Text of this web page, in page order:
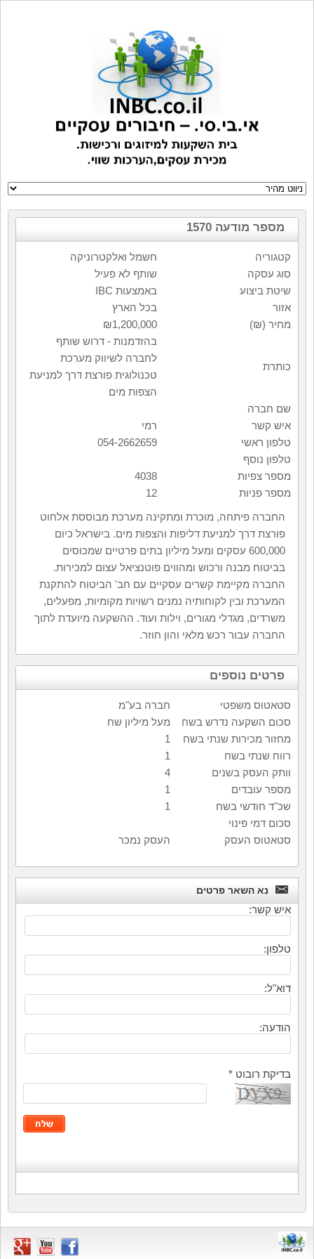
מספר מודעה 1570
קטגוריה
חשמל ואלקטרוניקה
סוג עסקה
שותף לא פעיל
שיטת ביצוע
באמצעות IBC
אזור
בכל הארץ
מחיר (₪)
₪1,200,000
כותרת
בהזדמנות - דרוש שותף
לחברה לשיווק מערכת
טכנולוגית פורצת דרך למניעת
הצפות מים
שם חברה
איש קשר
רמי
טלפון ראשי
054-2662659
טלפון נוסף
מספר צפיות
4038
מספר פניות
12
החברה פיתחה, מוכרת ומתקינה מערכת מבוססת אלחוט
פורצת דרך למניעת דליפות והצפות מים. בישראל כיום
600,000 עסקים ומעל מיליון בתים פרטיים שמכוסים
בביטוח מבנה ורכוש ומהווים פוטנציאל עצום למכירות.
החברה מקיימת קשרים עסקיים עם חב' הביטוח להתקנת
המערכת ובין לקוחותיה נמנים רשויות מקומיות, מפעלים,
משרדים, מגדלי מגורים, וילות ועוד. ההשקעה מיועדת לתוך
החברה עבור רכש מלאי והון חוזר.
פרטים נוספים
סטאטוס משפטי
חברה בע"מ
סכום השקעה נדרש בשח
מעל מיליון שח
מחזור מכירות שנתי בשח
1
רווח שנתי בשח
1
וותק העסק בשנים
4
מספר עובדים
1
שכ"ד חודשי בשח
1
סכום דמי פינוי
סטאטוס העסק
העסק נמכר
נא השאר פרטים
איש קשר:
טלפון:
דוא"ל:
הודעה:
בדיקת רובוט *